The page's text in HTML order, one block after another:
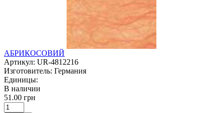
АБРИКОСОВИЙ
Артикул: UR-4812216
Изготовитель: Германия
Единицы:
В наличии
51.00 грн